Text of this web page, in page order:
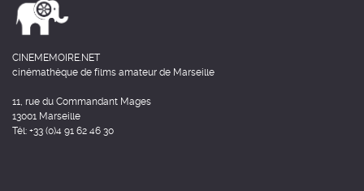
CINEMEMOIRE.NET
cinémathèque de films amateur de Marseille
11, rue du Commandant Mages
13001 Marseille
Tél: +33 (0)4 91 62 46 30